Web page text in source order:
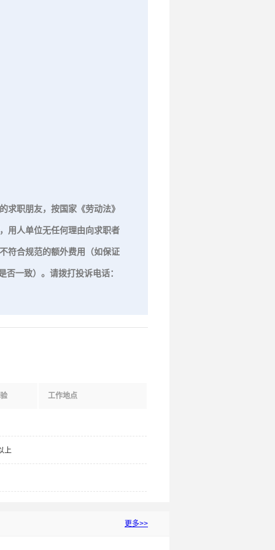
求职朋友，按国家《劳动法》
用人单位无任何理由向求职者
符合规范的额外费用（如保证
一致）。请拨打投诉电话：
工作地点
上
更多>>